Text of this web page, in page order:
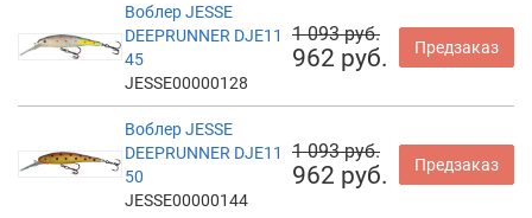
Воблер JESSE
DEEPRUNNER DJE11
45
JESSE00000128
1 093 руб.
962 руб. Предзаказ
Воблер JESSE
DEEPRUNNER DJE11
50
JESSE00000144
1 093 руб.
962 руб. Предзаказ